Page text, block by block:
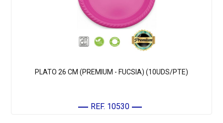
PLATO 26 CM (PREMIUM - FUCSIA) (10UDS/PTE)
REF. 10530